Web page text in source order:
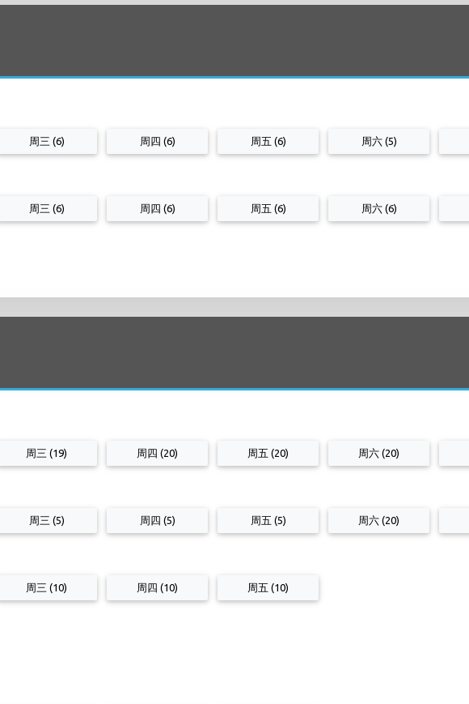
周三 (6) 周四 (6) 周五 (6) 周六 (5)
周三 (6) 周四 (6) 周五 (6) 周六 (6)
周三 (19) 周四 (20) 周五 (20) 周六 (20)
周三 (5) 周四 (5) 周五 (5) 周六 (20)
周三 (10) 周四 (10) 周五 (10)